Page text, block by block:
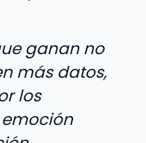
ganan no
más datos,
los